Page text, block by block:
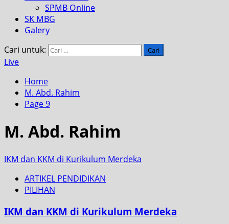
SPMB Online
SK MBG
Galery
Cari untuk:
Live
Home
M. Abd. Rahim
Page 9
M. Abd. Rahim
IKM dan KKM di Kurikulum Merdeka
ARTIKEL PENDIDIKAN
PILIHAN
IKM dan KKM di Kurikulum Merdeka